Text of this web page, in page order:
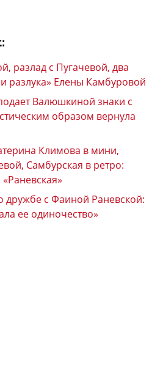
разлад с Пугачевой, два
разлука» Елены Камбуровой
Валюшкиной знаки с
образом вернула
Климова в мини,
Самбурская в ретро:
дружбе с Фаиной Раневской:
ее одиночество»